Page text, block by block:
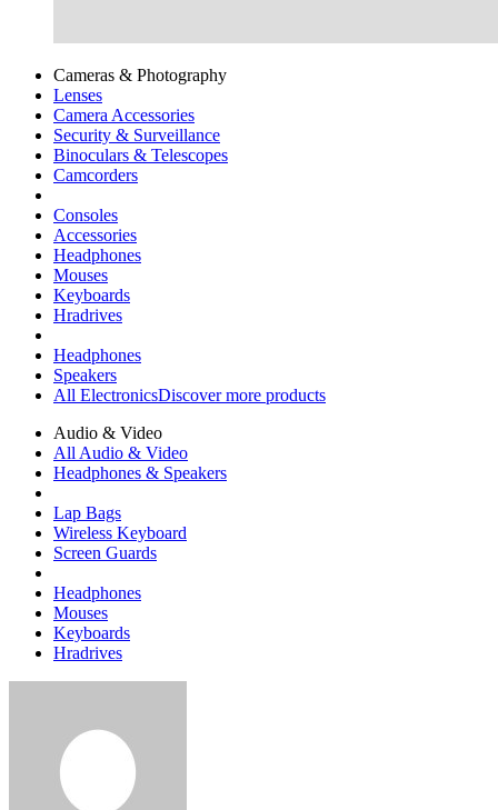
Cameras & Photography
Lenses
Camera Accessories
Security & Surveillance
Binoculars & Telescopes
Camcorders
Consoles
Accessories
Headphones
Mouses
Keyboards
Hradrives
Headphones
Speakers
All ElectronicsDiscover more products
Audio & Video
All Audio & Video
Headphones & Speakers
Lap Bags
Wireless Keyboard
Screen Guards
Headphones
Mouses
Keyboards
Hradrives